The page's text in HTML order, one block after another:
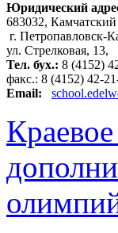
Юридический
683032, Камчатский
г. Петропавловск-
ул. Стрелковая, 13,
Тел. бух.: 8 (4152)
факс.: 8 (4152) 42-
Email: